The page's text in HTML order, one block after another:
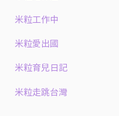
米粒工作中
米粒愛出國
米粒育兒日記
米粒走跳台灣